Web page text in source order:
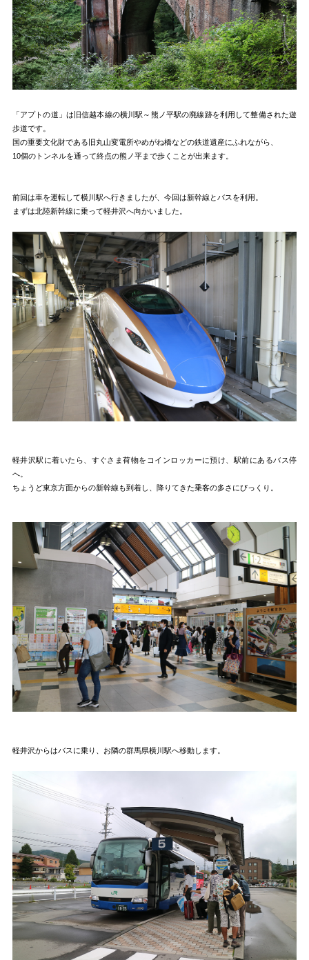
「アプトの道」は旧信越本線の横川駅～熊ノ平駅の廃線跡を利用して整備された遊
歩道です。
国の重要文化財である旧丸山変電所やめがね橋などの鉄道遺産にふれながら、
10個のトンネルを通って終点の熊ノ平まで歩くことが出来ます。
前回は車を運転して横川駅へ行きましたが、今回は新幹線とバスを利用。
まずは北陸新幹線に乗って軽井沢へ向かいました。
軽井沢駅に着いたら、すぐさま荷物をコインロッカーに預け、駅前にあるバス停
へ。
ちょうど東京方面からの新幹線も到着し、降りてきた乗客の多さにびっくり。
軽井沢からはバスに乗り、お隣の群馬県横川駅へ移動します。